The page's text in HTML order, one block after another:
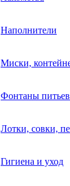
Наполнители
Миски,
Фонтаны
Лотки, совки,
Гигиена и уход